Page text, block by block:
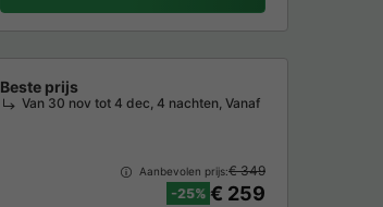
Beste prijs
Van 30 nov tot 4 dec, 4 nachten, Vanaf
Aanbevolen prijs:€ 349
-25% € 259